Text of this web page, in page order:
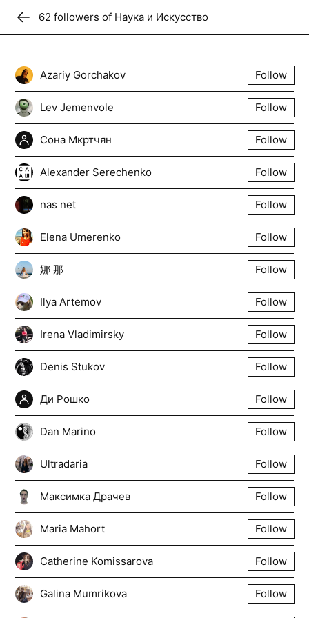
Donate
Наука и Искусство
Эксперименты НИИ
Follow
62 followers of Наука и Искусство
Azariy Gorchakov Follow
Lev Jemenvole Follow
Сона Мкртчян Follow
Alexander Serechenko Follow
nas net Follow
Elena Umerenko Follow
娜 那 Follow
Ilya Artemov Follow
Irena Vladimirsky Follow
Denis Stukov Follow
Ди Рошко Follow
Dan Marino Follow
Ultradaria Follow
Максимка Драчев Follow
Maria Mahort Follow
Catherine Komissarova Follow
Galina Mumrikova Follow